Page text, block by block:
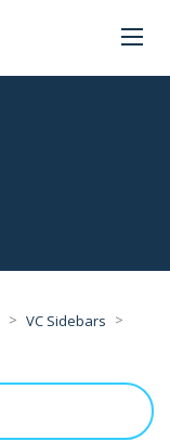
> VC Sidebars >